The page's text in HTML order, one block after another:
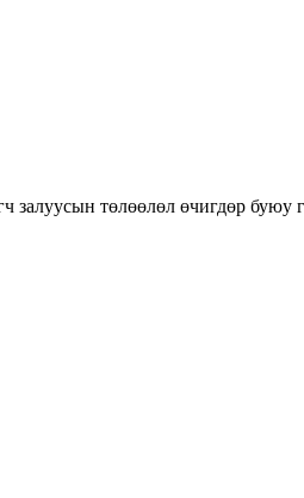
залуусын төлөөлөл өчигдөр буюу